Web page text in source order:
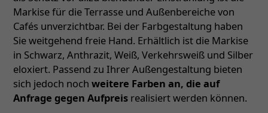
Markise für die Terrasse und Außenbereiche von
Cafés unverzichtbar. Bei der Farbgestaltung haben
Sie weitgehend freie Hand. Erhältlich ist die Markise
in Schwarz, Anthrazit, Weiß, Verkehrsweiß und Silber
eloxiert. Passend zu Ihrer Außengestaltung bieten
sich jedoch noch weitere Farben an, die auf
Anfrage gegen Aufpreis realisiert werden können.